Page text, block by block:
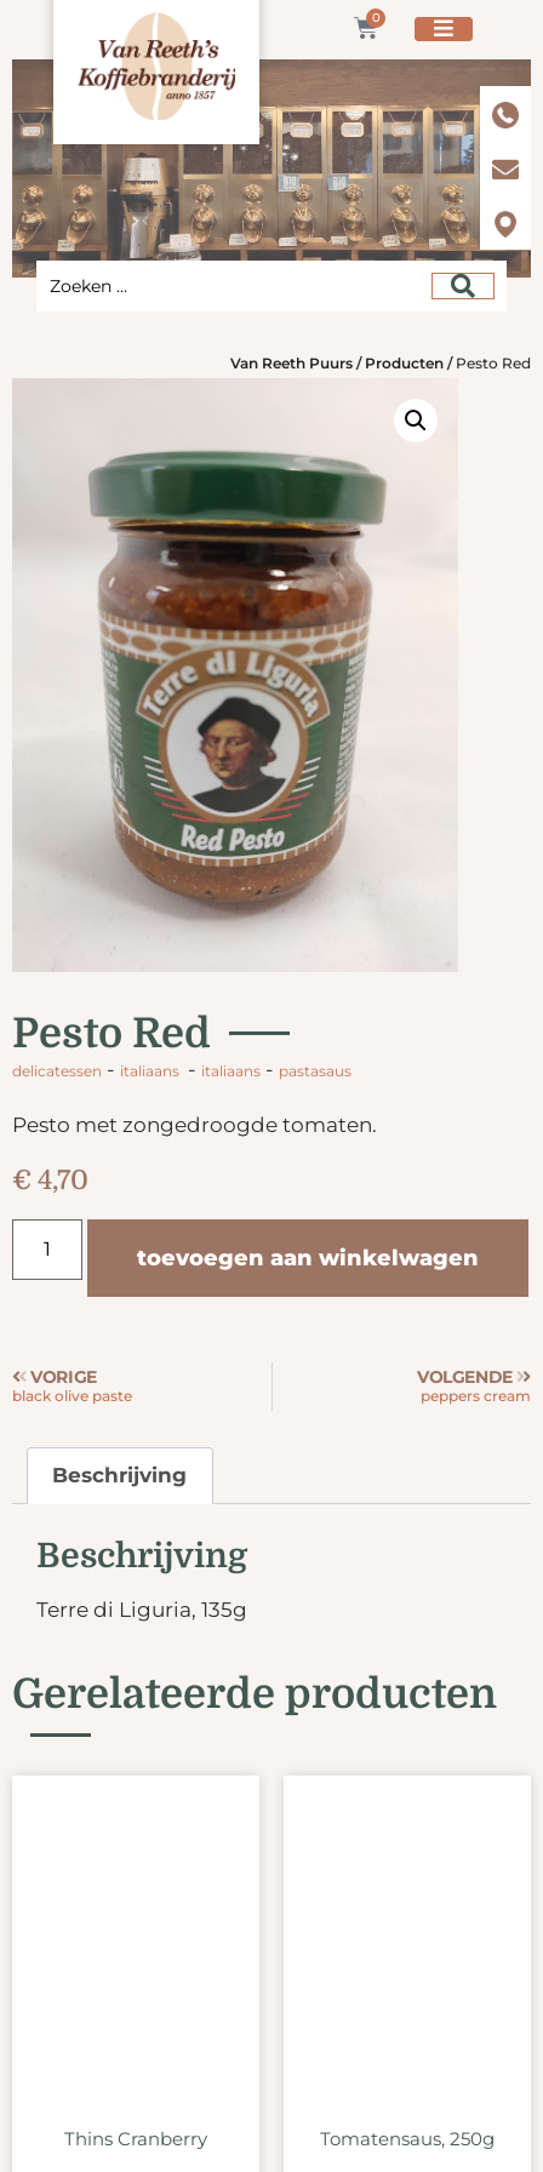
0
Van Reeth Puurs / Producten / Pesto Red
Pesto Red
delicatessen - italiaans - italiaans - pastasaus
Pesto met zongedroogde tomaten.
€ 4,70
toevoegen aan winkelwagen
VORIGE
black olive paste
VOLGENDE
peppers cream
Beschrijving
Beschrijving
Terre di Liguria, 135g
Gerelateerde producten
Thins Cranberry Tomatensaus, 250g